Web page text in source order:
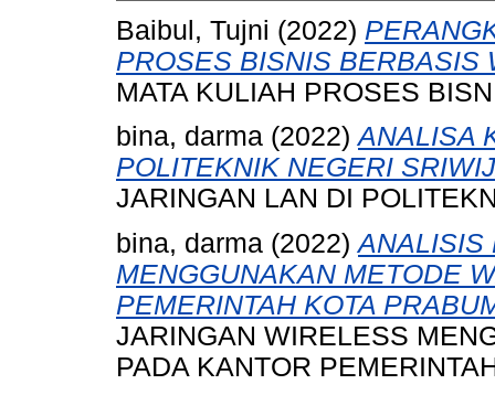
Baibul, Tujni (2022)
PROSES BISNIS BERBASIS
MATA KULIAH PROSES
bina, darma (2022)ANALISA
POLITEKNIK NEGERI
JARINGAN LAN DI
bina, darma (2022)ANALISIS
MENGGUNAKAN METODE
PEMERINTAH KOTA
JARINGAN WIRELESS
PADA KANTOR